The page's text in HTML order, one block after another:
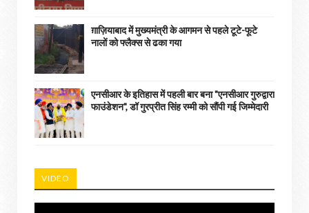
ग़ाज़ियाबाद में मुख्यमंत्री के आगमन से पहले टूटे-फूटे
नालों को फ्लैक्स से ढका गया
एनसीआर के इतिहास में पहली बार बना "एनसीआर गुरुद्वारा
फाउंडेशन", डॉ गुरप्रीत सिंह रम्मी को सौंपी गई जिम्मेदारी
VIDEO